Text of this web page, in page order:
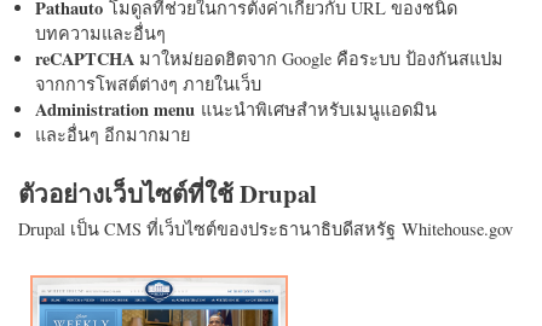
Pathauto โมดูลที่ช่วยในการตั้งค่าเกี่ยวกับ URL ของชนิด
บทความและอื่นๆ
reCAPTCHA มาใหม่ยอดฮิตจาก Google คือระบบ ป้องกันสแปม
จากการโพสต์ต่างๆ ภายในเว็บ
Administration menu แนะนำพิเศษสำหรับเมนูแอดมิน
และอื่นๆ อีกมากมาย
ตัวอย่างเว็บไซต์ที่ใช้ Drupal
Drupal เป็น CMS ที่เว็บไซต์ของประธานาธิบดีสหรัฐ Whitehouse.gov